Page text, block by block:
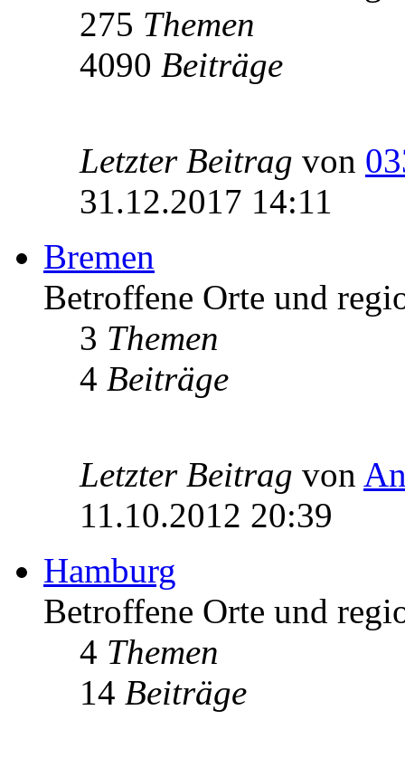
275 Themen
4090 Beiträge
Letzter Beitrag von
31.12.2017 14:11
Bremen
Betroffene Orte und
3 Themen
4 Beiträge
Letzter Beitrag von
11.10.2012 20:39
Hamburg
Betroffene Orte und
4 Themen
14 Beiträge